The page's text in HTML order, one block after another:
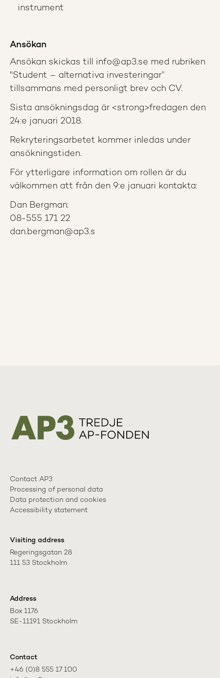
instrument
Ansökan
Ansökan skickas till info@ap3.se med rubriken
"Student – alternativa investeringar”
tillsammans med personligt brev och CV.
Sista ansökningsdag är <strong>fredagen den
24:e januari 2018.
Rekryteringsarbetet kommer inledas under
ansökningstiden.
För ytterligare information om rollen är du
välkommen att från den 9:e januari kontakta:
Dan Bergman:
08-555 171 22
dan.bergman@ap3.s
Contact AP3
Processing of personal data
Data protection and cookies
Accessibility statement
Visiting address
Regeringsgatan 28
111 53 Stockholm
Address
Box 1176
SE-11191 Stockholm
Contact
+46 (0)8 555 17 100